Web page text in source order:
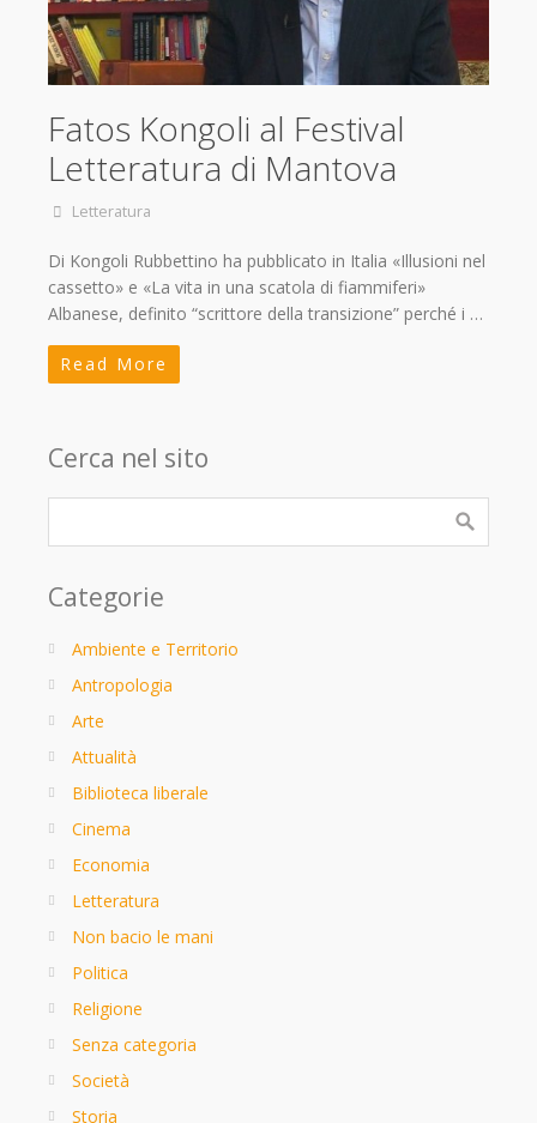
Fatos Kongoli al Festival
Letteratura di Mantova
Letteratura
Di Kongoli Rubbettino ha pubblicato in Italia «Illusioni nel
cassetto» e «La vita in una scatola di fiammiferi»
Albanese, definito “scrittore della transizione” perché i …
Read More
Cerca nel sito
Categorie
Ambiente e Territorio
Antropologia
Arte
Attualità
Biblioteca liberale
Cinema
Economia
Letteratura
Non bacio le mani
Politica
Religione
Senza categoria
Società
Storia